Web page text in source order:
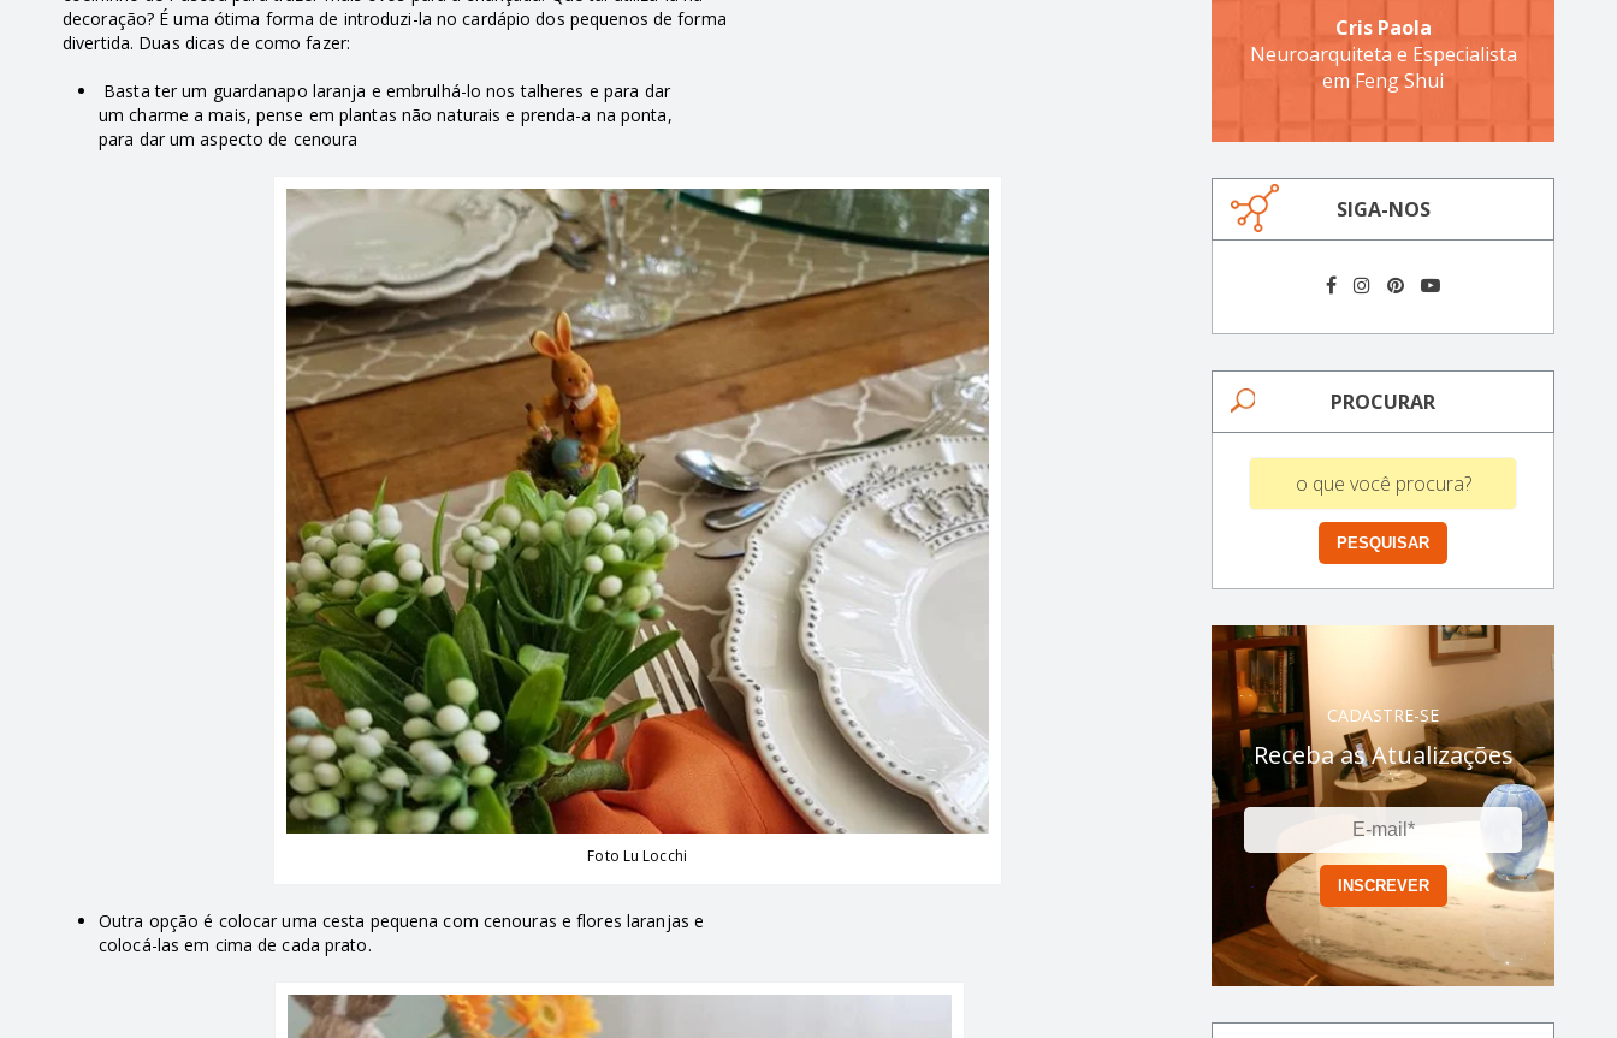
decoração? É uma ótima forma de introduzi-la no cardápio dos pequenos de forma
divertida. Duas dicas de como fazer:
Basta ter um guardanapo laranja e embrulhá-lo nos talheres e para dar
um charme a mais, pense em plantas não naturais e prenda-a na ponta,
para dar um aspecto de cenoura
Foto Lu Locchi
Outra opção é colocar uma cesta pequena com cenouras e flores laranjas e
colocá-las em cima de cada prato.
Cris Paola
Neuroarquiteta e Especialista
em Feng Shui
SIGA-NOS
PROCURAR
CADASTRE-SE
Receba as Atualizações